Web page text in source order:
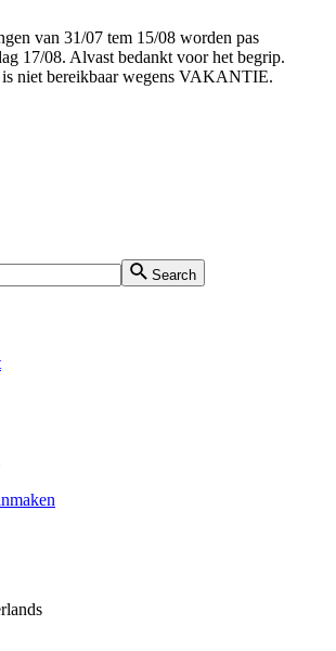
van 31/07 tem 15/08 worden pas
17/08. Alvast bedankt voor het begrip.
is niet bereikbaar wegens VAKANTIE.
Search